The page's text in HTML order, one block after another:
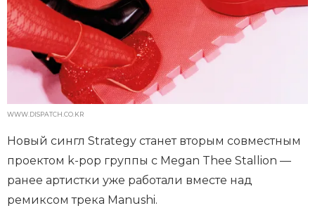
WWW.DISPATCH.CO.KR
Новый сингл Strategy станет вторым совместным
проектом k-pop группы с Megan Thee Stallion —
ранее артистки уже работали вместе над
ремиксом трека Manushi.